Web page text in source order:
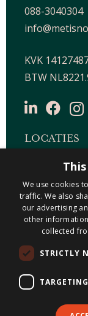
088-3040304
KVK
BTW
LOCATIES
Maastricht-
Geleen
Gulpen
Roermond
Sittard
Holtum
We use cookies
traffic. We also
our advertising
other
collected
STRICTLY
TARGETING